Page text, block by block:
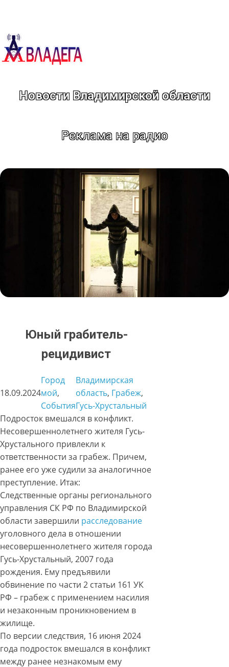
содержимому
Новости Владимирской области
Реклама на радио
Юный грабитель-
рецидивист
18.09.2024
Город
мой
События
Владимирская
область, Грабеж
Гусь-Хрустальный
Подросток вмешался в конфликт.
Несовершеннолетнего жителя Гусь-
Хрустального привлекли к
ответственности за грабеж. Причем,
ранее его уже судили за аналогичное
преступление. Итак:
Следственные органы регионального
управления СК РФ по Владимирской
области завершили расследование
уголовного дела в отношении
несовершеннолетнего жителя города
Гусь-Хрустальный, 2007 года
рождения. Ему предъявили
обвинение по части 2 статьи 161 УК
РФ – грабеж с применением насилия
и незаконным проникновением в
жилище.
По версии следствия, 16 июня 2024
года подросток вмешался в конфликт
между ранее незнакомым ему